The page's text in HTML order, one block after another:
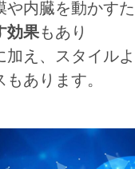
や内臓を動かす
効果もあり
加え、スタイル
あります。